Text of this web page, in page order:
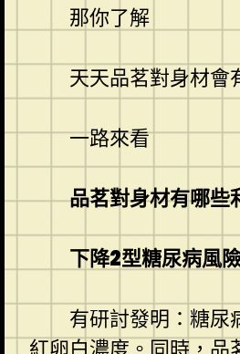
那你了解
天天品茗對身材會
一路來看
品茗對身材有哪些
下降2型糖尿病風
有研討發明：糖尿